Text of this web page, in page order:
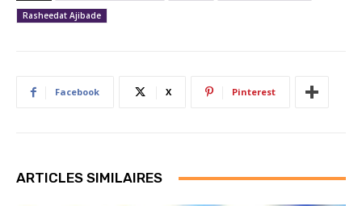
Rasheedat Ajibade
Facebook X Pinterest
ARTICLES SIMILAIRES